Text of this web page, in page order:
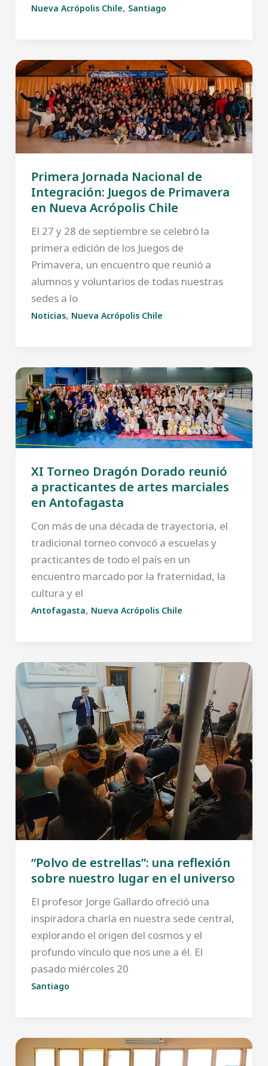
Nueva Acrópolis Chile, Santiago
Primera Jornada Nacional de
Integración: Juegos de Primavera
en Nueva Acrópolis Chile
El 27 y 28 de septiembre se celebró la
primera edición de los Juegos de
Primavera, un encuentro que reunió a
alumnos y voluntarios de todas nuestras
sedes a lo
Noticias, Nueva Acrópolis Chile
XI Torneo Dragón Dorado reunió
a practicantes de artes marciales
en Antofagasta
Con más de una década de trayectoria, el
tradicional torneo convocó a escuelas y
practicantes de todo el país en un
encuentro marcado por la fraternidad, la
cultura y el
Antofagasta, Nueva Acrópolis Chile
“Polvo de estrellas”: una reflexión
sobre nuestro lugar en el universo
El profesor Jorge Gallardo ofreció una
inspiradora charla en nuestra sede central,
explorando el origen del cosmos y el
profundo vínculo que nos une a él. El
pasado miércoles 20
Santiago